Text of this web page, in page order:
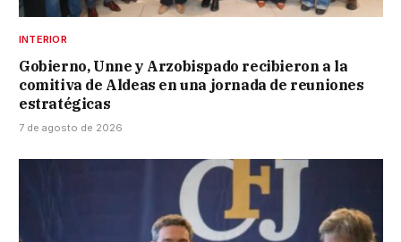
INTERIOR
Gobierno, Unne y Arzobispado recibieron a la
comitiva de Aldeas en una jornada de reuniones
estratégicas
7 de agosto de 2026